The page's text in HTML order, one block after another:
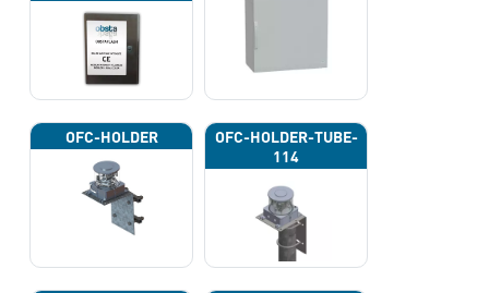
OFC-HOLDER
OFC-HOLDER-TUBE-
114